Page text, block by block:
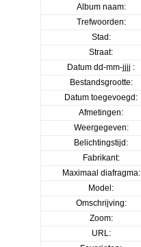
Album naam:
Trefwoorden:
Stad:
Straat:
Datum dd-mm-jjjj :
Bestandsgrootte:
Datum toegevoegd:
Afmetingen:
Weergegeven:
Belichtingstijd:
Fabrikant:
Maximaal diafragma:
Model:
Omschrijving:
Zoom:
URL: